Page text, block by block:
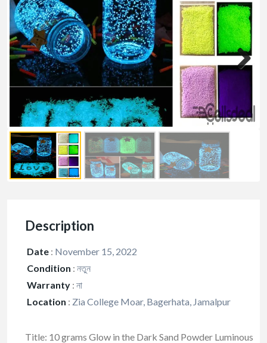
Description
Date : November 15, 2022
Condition : নতুন
Warranty : না
Location : Zia College Moar, Bagerhata, Jamalpur
Title: 10 grams Glow in the Dark Sand Powder Luminous